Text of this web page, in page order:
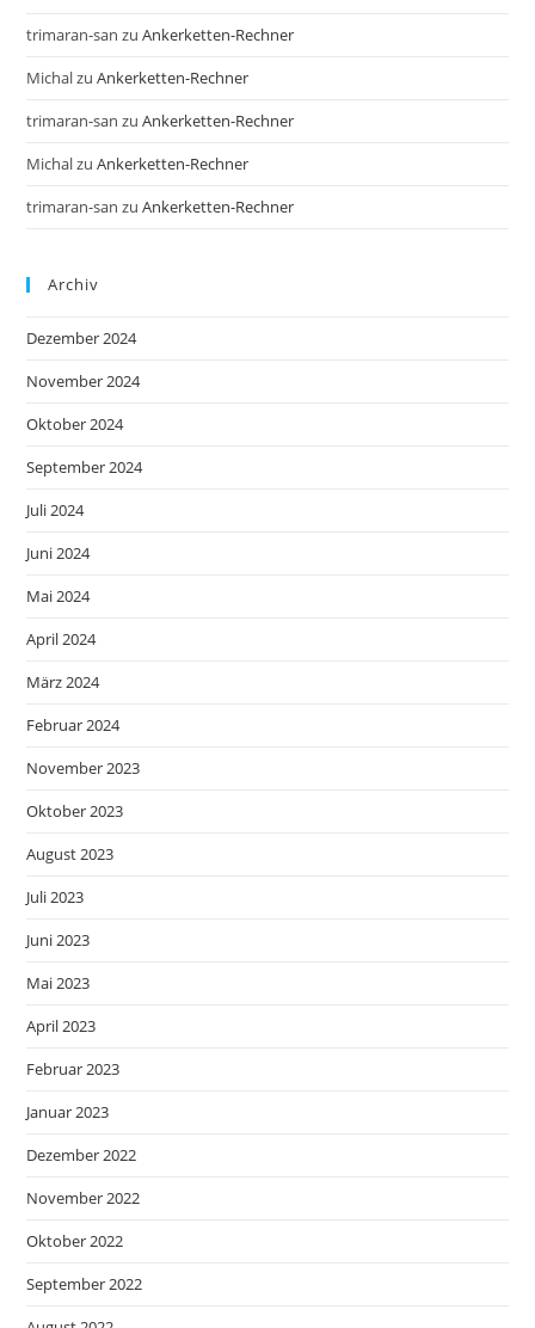
trimaran-san zuAnkerketten-Rechner
MichalzuAnkerketten-Rechner
trimaran-san zuAnkerketten-Rechner
MichalzuAnkerketten-Rechner
trimaran-san zuAnkerketten-Rechner
Archiv
Dezember 2024
November 2024
Oktober 2024
September 2024
Juli 2024
Juni 2024
Mai 2024
April 2024
März 2024
Februar 2024
November 2023
Oktober 2023
August 2023
Juli 2023
Juni 2023
Mai 2023
April 2023
Februar 2023
Januar 2023
Dezember 2022
November 2022
Oktober 2022
September 2022